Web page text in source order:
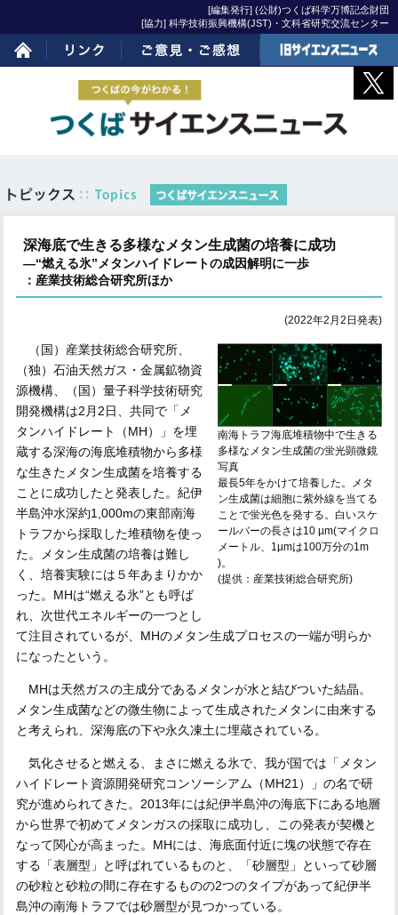
[編集発行] (公財)つくば科学万博記念財団
[協力] 科学技術振興機構(JST)・文科省研究交流センター
ホーム リンク ご意見・ご感想
旧サイエンスニュー
深海底で生きる多様なメタン生成菌の培養に成功
―“燃える氷”メタンハイドレートの成因解明に一歩
：産業技術総合研究所ほか
(2022年2月2日発表)
南海トラフ海底堆積物中で生きる
多様なメタン生成菌の蛍光顕微鏡
写真
最長5年をかけて培養した。メタ
ン生成菌は細胞に紫外線を当てる
ことで蛍光色を発する。白いスケ
ールバーの長さは10 µm(マイクロ
メートル、1µmは100万分の1m
)。
(提供：産業技術総合研究所)
（国）産業技術総合研究所、
（独）石油天然ガス・金属鉱物資
源機構、（国）量子科学技術研究
開発機構は2月2日、共同で「メ
タンハイドレート（MH）」を埋
蔵する深海の海底堆積物から多様
な生きたメタン生成菌を培養する
ことに成功したと発表した。紀伊
半島沖水深約1,000mの東部南海
トラフから採取した堆積物を使っ
た。メタン生成菌の培養は難し
く、培養実験には５年あまりかか
った。MHは“燃える氷”とも呼ば
れ、次世代エネルギーの一つとし
て注目されているが、MHのメタン生成プロセスの一端が明らか
になったという。
MHは天然ガスの主成分であるメタンが水と結びついた結晶。
メタン生成菌などの微生物によって生成されたメタンに由来する
と考えられ、深海底の下や永久凍土に埋蔵されている。
気化させると燃える、まさに燃える氷で、我が国では「メタン
ハイドレート資源開発研究コンソーシアム（MH21）」の名で研
究が進められてきた。2013年には紀伊半島沖の海底下にある地層
から世界で初めてメタンガスの採取に成功し、この発表が契機と
なって関心が高まった。MHには、海底面付近に塊の状態で存在
する「表層型」と呼ばれているものと、「砂層型」といって砂層
の砂粒と砂粒の間に存在するものの2つのタイプがあって紀伊半
島沖の南海トラフでは砂層型が見つかっている。